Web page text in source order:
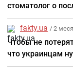
стоматолог о
зубов в Турции
fakty.ua / 2
Чтобы не
что украинцам